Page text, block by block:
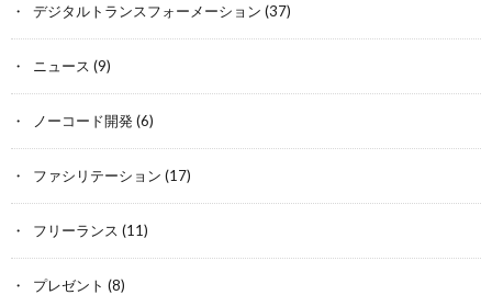
デジタルトランスフォーメーション (37)
ニュース (9)
ノーコード開発(6)
ファシリテーション (17)
フリーランス (11)
プレゼント (8)